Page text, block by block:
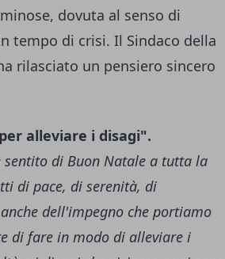
dovuta al senso di
tempo di crisi. Il Sindaco della
rilasciato un pensiero sincero
alleviare i disagi".
di Buon Natale a tutta la
di pace, di serenità, di
dell'impegno che portiamo
di fare in modo di alleviare i